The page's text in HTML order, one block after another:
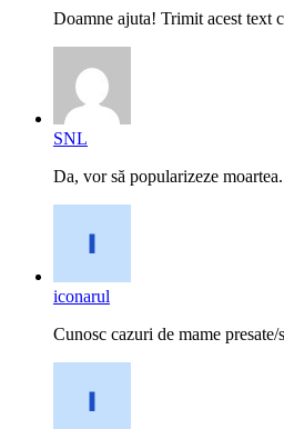
Doamne ajuta! Trimit acest text
SNL
Da, vor să popularizeze
iconarul
Cunosc cazuri de mame presate/